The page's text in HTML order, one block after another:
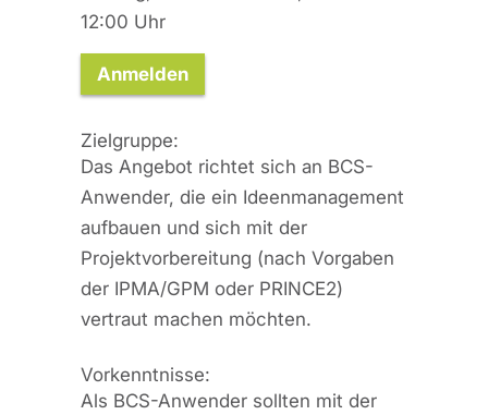
12:00 Uhr
Anmelden
Zielgruppe:
Das Angebot richtet sich an BCS-
Anwender, die ein Ideenmanagement
aufbauen und sich mit der
Projektvorbereitung (nach Vorgaben
der IPMA/GPM oder PRINCE2)
vertraut machen möchten.
Vorkenntnisse:
Als BCS-Anwender sollten mit der